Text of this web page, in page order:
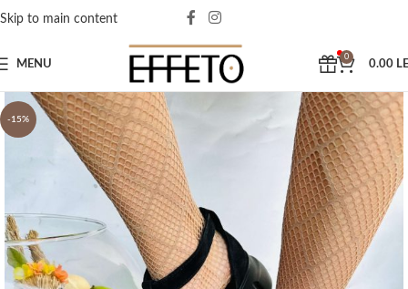
Skip to main content
MENU
0
0.00
-15%